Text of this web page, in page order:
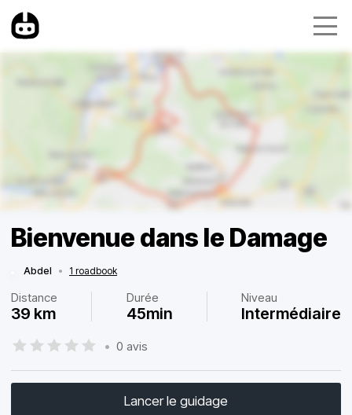
Bienvenue dans le Damage
Abdel • 1 roadbook
Distance
39 km
Durée
45min
Niveau
Intermédiaire
• 0 avis
Lancer le guidage